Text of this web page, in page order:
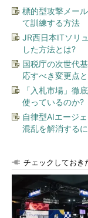
明し始めました。し
明できません。リ
ように分かりました
す。そして本気で
かも……」と。
標的型攻撃メー
て訓練する方法
JR西日本ITソリ
した方法とは?
国税庁の次世代
応すべき変更点
「入札市場」徹
使っているのか?
自律型AIエージ
混乱を解消する
チェックしておき